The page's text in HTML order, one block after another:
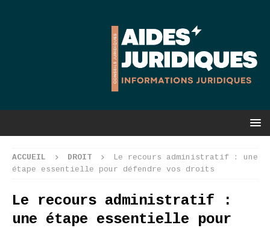
ACCUEIL DROIT
Le recours administratif : une
étape essentielle pour défendre vos droits
Le recours administratif :
une étape essentielle pour